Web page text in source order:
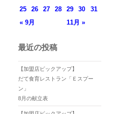
« 9月 11月 »
25
26 27 28 29 30 31
最近の投稿
【加盟店ピックアップ】
だて食育レストラン「Ｅスプー
ン」
8月の献立表